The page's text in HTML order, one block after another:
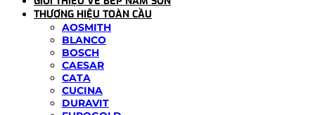
THƯƠNG HIỆU TOÀN CẦU
AOSMITH
BLANCO
BOSCH
CAESAR
CATA
CUCINA
DURAVIT